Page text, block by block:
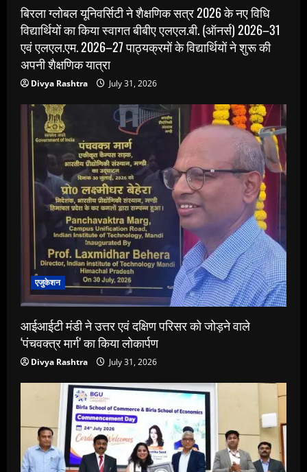
बिरला ग्लोबल यूनिवर्सिटी ने शैक्षणिक सत्र 2026 के नए विधि
विद्यार्थियों का किया स्वागत बीबीए एलएल.बी. (ऑनर्स) 2026–31
एवं एलएल.एम. 2026–27 पाठ्यक्रमों के विद्यार्थियों ने शुरू की
अपनी शैक्षणिक यात्रा
Divya Rashtra July 31, 2026
एजुकेशन
आईआईटी मंडी ने उत्तर एवं दक्षिण परिसर को जोड़ने वाले
‘पंचवक्त्र मार्ग’ का किया लोकार्पण
Divya Rashtra July 31, 2026